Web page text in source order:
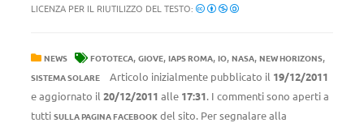
LICENZA PER IL RIUTILIZZO DEL TESTO:
NEWS FOTOTECA, GIOVE, IAPS ROMA, IO, NASA, NEW HORIZONS,
SISTEMA SOLARE Articolo inizialmente pubblicato il 19/12/2011
e aggiornato il 20/12/2011 alle 17:31. I commenti sono aperti a
tutti SULLA PAGINA FACEBOOK del sito. Per segnalare alla